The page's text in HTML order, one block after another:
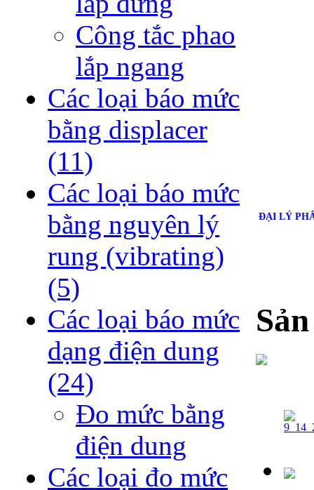
Công tắc phao
lắp ngang
Các loại báo mức
bằng displacer
(11)
Các loại báo mức
bằng nguyên lý
rung (vibrating)
(5)
Các loại báo mức
dạng điện dung
(24)
Đo mức bằng
điện dung
Các loại đo mức
ĐẠI LÝ